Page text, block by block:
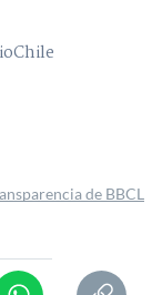
de BBCL